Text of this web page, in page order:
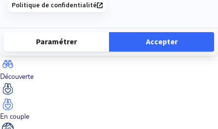
Découverte
En couple